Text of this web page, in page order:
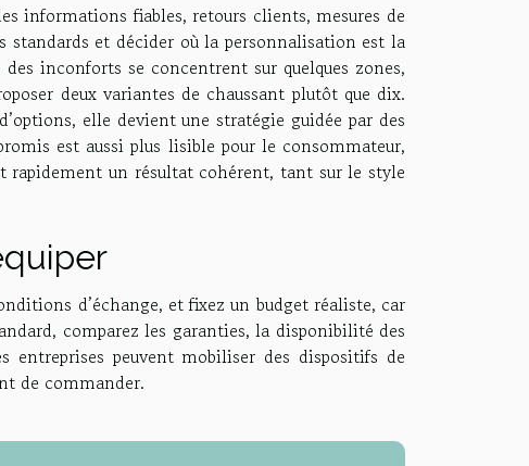
informations fiables, retours clients, mesures de
standards et décider où la personnalisation est la
inconforts se concentrent sur quelques zones,
deux variantes de chaussant plutôt que dix.
elle devient une stratégie guidée par des
est aussi plus lisible pour le consommateur,
rapidement un résultat cohérent, tant sur le style
d’échange, et fixez un budget réaliste, car
comparez les garanties, la disponibilité des
peuvent mobiliser des dispositifs de
de commander.